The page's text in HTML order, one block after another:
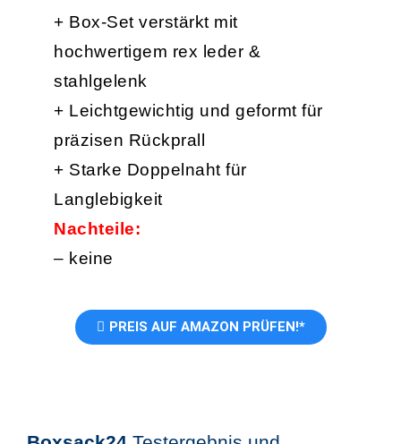
+ Box-Set verstärkt mit
hochwertigem rex leder &
stahlgelenk
+ Leichtgewichtig und geformt für
präzisen Rückprall
+ Starke Doppelnaht für
Langlebigkeit
Nachteile:
– keine
PREIS AUF AMAZON PRÜFEN!*